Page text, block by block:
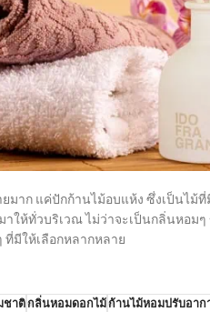
มาก แค่ปักก้านไม้อบแห้ง ซึ่งเป็นไ
าให้ทั่วบริเวณ ไม่ว่าจะเป็นกลิ่นหอ
มีให้เลือกหลากหลาย
ชาติกลิ่นหอมดอกไม้ก้านไม้หอมปรับอาก